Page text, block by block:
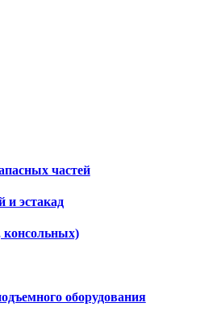
частей
и эстакад
консольных)
оборудования